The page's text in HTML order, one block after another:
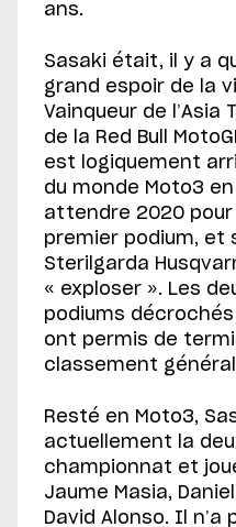
ans.
Sasaki était, il y a
grand espoir de la
Vainqueur de l’Asia
de la Red Bull
est logiquement
du monde Moto3 en
attendre 2020
premier podium, et
Sterilgarda
« exploser ». Les
podiums
ont permis de
classement
Resté en Moto3,
actuellement la
championnat et
Jaume Masia,
David Alonso. Il